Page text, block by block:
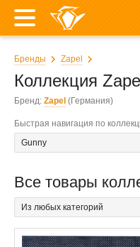
Бренды Zapel
Коллекция
Бренд: Zapel (Германия)
Быстрая навигация по
Все товары